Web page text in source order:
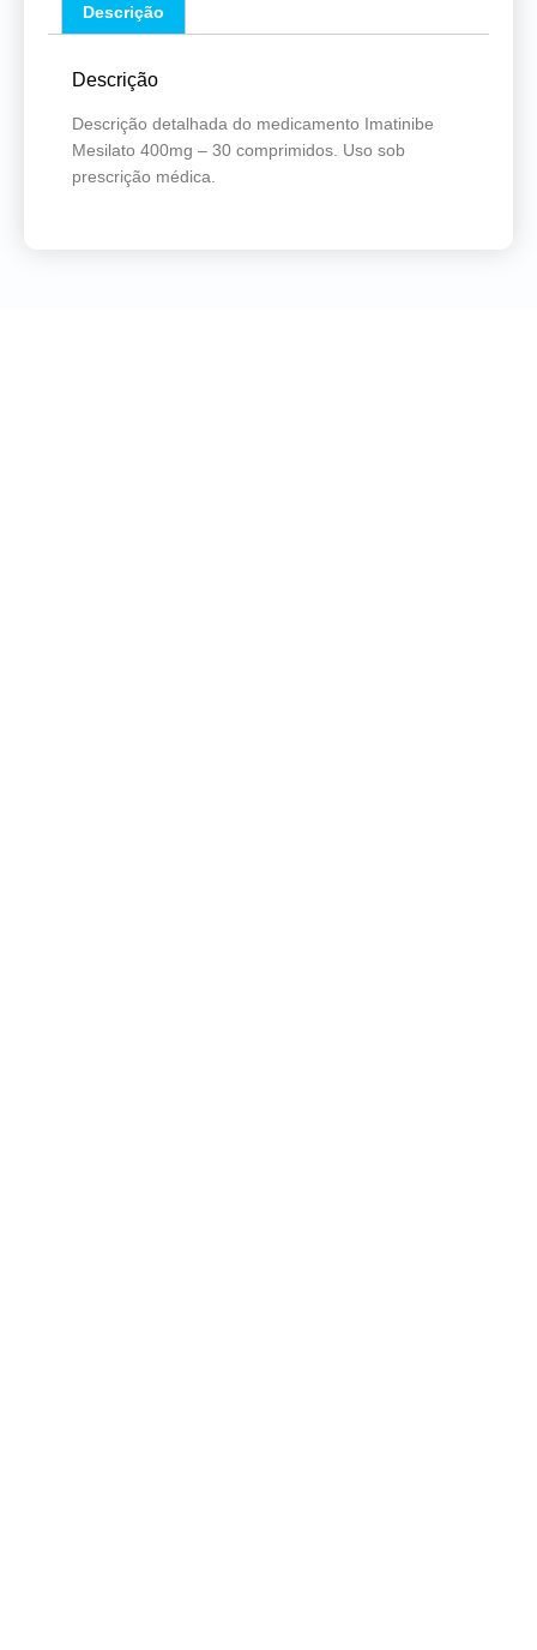
Descrição
Descrição
Descrição detalhada do medicamento Imatinibe
Mesilato 400mg – 30 comprimidos. Uso sob
prescrição médica.